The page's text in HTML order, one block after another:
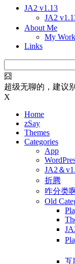
JA2 v1.13
JA2
About Me
My Work
Links
索：
囧
超级无聊的，建议
X
Home
zSay
Themes
Categories
App
JA2＆
折腾
咋分类
Old
互